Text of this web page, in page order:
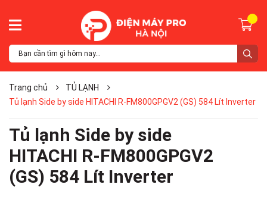
Trang chủ
TỦ LẠNH
Tủ lạnh Side by side HITACHI R-FM800GPGV2 (GS) 584 Lít Inverter
Tủ lạnh Side by side
HITACHI R-FM800GPGV2
(GS) 584 Lít Inverter